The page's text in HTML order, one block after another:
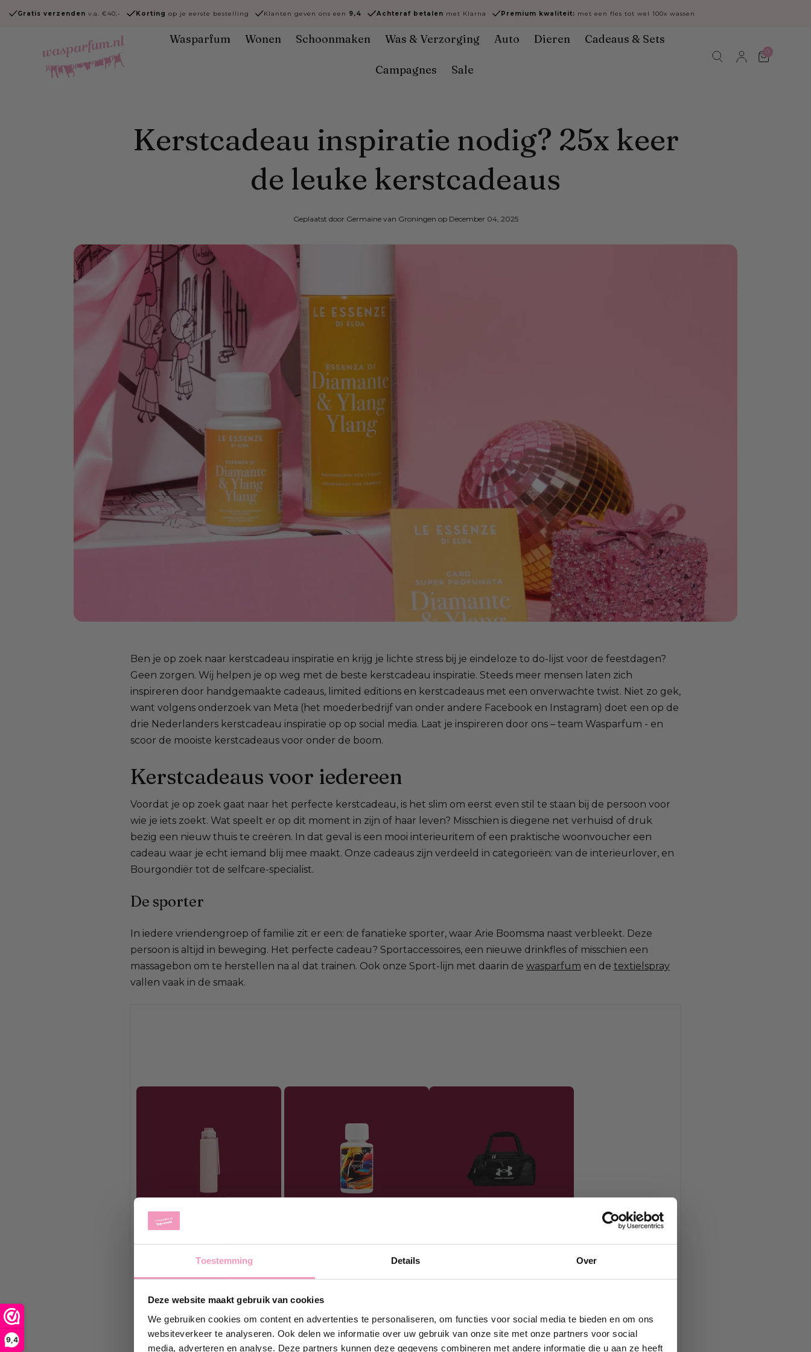
Toestemming Details Over
Deze website maakt gebruik van cookies
We gebruiken cookies om content en advertenties te personaliseren, om functies voor social media te bieden en om ons
websiteverkeer te analyseren. Ook delen we informatie over uw gebruik van onze site met onze partners voor social
media, adverteren en analyse. Deze partners kunnen deze gegevens combineren met andere informatie die u aan ze heeft
9,4
Ga naar
Gratis verzenden v.a. €40,- Korting op je eerste bestelling Klanten geven ons een 9,4 Achteraf betalen met Klarna Premium kwaliteit: met een fles tot wel 100x wassen
Wasparfum Wonen Schoonmaken Was & Verzorging Auto Dieren Cadeaus & Sets
Campagnes Sale
0
Kerstcadeau inspiratie nodig? 25x keer
de leuke kerstcadeaus
Geplaatst door Germaine van Groningen op December 04, 2025
Ben je op zoek naar kerstcadeau inspiratie en krijg je lichte stress bij je eindeloze to do-lijst voor de feestdagen?
Geen zorgen. Wij helpen je op weg met de beste kerstcadeau inspiratie. Steeds meer mensen laten zich
inspireren door handgemaakte cadeaus, limited editions en kerstcadeaus met een onverwachte twist. Niet zo gek,
want volgens onderzoek van Meta (het moederbedrijf van onder andere Facebook en Instagram) doet een op de
drie Nederlanders kerstcadeau inspiratie op op social media. Laat je inspireren door ons – team Wasparfum - en
scoor de mooiste kerstcadeaus voor onder de boom.
Kerstcadeaus voor iedereen
Voordat je op zoek gaat naar het perfecte kerstcadeau, is het slim om eerst even stil te staan bij de persoon voor
wie je iets zoekt. Wat speelt er op dit moment in zijn of haar leven? Misschien is diegene net verhuisd of druk
bezig een nieuw thuis te creëren. In dat geval is een mooi interieuritem of een praktische woonvoucher een
cadeau waar je echt iemand blij mee maakt. Onze cadeaus zijn verdeeld in categorieën: van de interieurlover, en
Bourgondiër tot de selfcare-specialist.
De sporter
In iedere vriendengroep of familie zit er een: de fanatieke sporter, waar Arie Boomsma naast verbleekt. Deze
persoon is altijd in beweging. Het perfecte cadeau? Sportaccessoires, een nieuwe drinkfles of misschien een
massagebon om te herstellen na al dat trainen. Ook onze Sport-lijn met daarin de wasparfum en de textielspray
vallen vaak in de smaak.
Ontvang 10% korting!
Schrijf je in en ontvang direct
kortingop jouw eerste bestelling bij
Wasparfum.